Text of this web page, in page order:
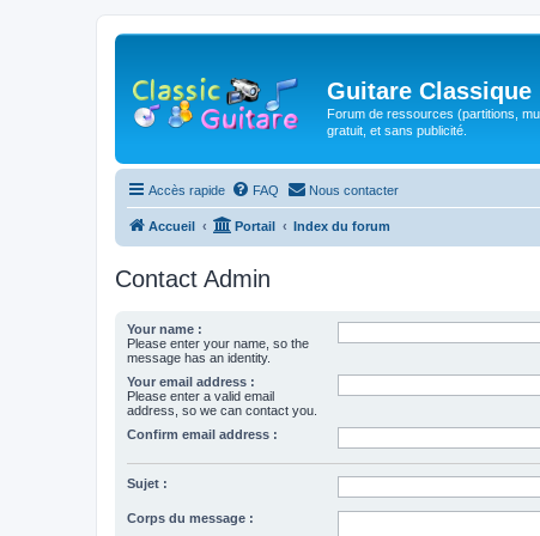
Guitare Classique
Forum de ressources (partitions,
gratuit, et sans publicité.
Accès rapide FAQ Nous contacter
Accueil Portail Index du forum
Contact Admin
Your name :
Please enter your name, so the
message has an identity.
Your email address :
Please enter a valid email
address, so we can contact you.
Confirm email address :
Sujet :
Corps du message :